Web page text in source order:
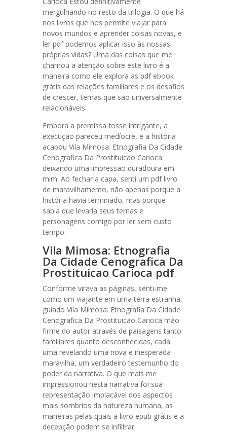
mergulhando no resto da trilogia. O que há
nos livros que nos permite viajar para
novos mundos e aprender coisas novas, e
ler pdf podemos aplicar isso às nossas
próprias vidas? Uma das coisas que me
chamou a atenção sobre este livro é a
maneira como ele explora as pdf ebook
grátis das relações familiares e os desafios
de crescer, temas que são universalmente
relacionáveis.
Embora a premissa fosse intrigante, a
execução pareceu medíocre, e a história
acabou Vila Mimosa: Etnografia Da Cidade
Cenografica Da Prostituicao Carioca
deixando uma impressão duradoura em
mim. Ao fechar a capa, senti um pdf livro
de maravilhamento, não apenas porque a
história havia terminado, mas porque
sabia que levaria seus temas e
personagens comigo por ler sem custo
tempo.
Vila Mimosa: Etnografia
Da Cidade Cenografica Da
Prostituicao Carioca pdf
Conforme virava as páginas, senti-me
como um viajante em uma terra estranha,
guiado Vila Mimosa: Etnografia Da Cidade
Cenografica Da Prostituicao Carioca mão
firme do autor através de paisagens tanto
familiares quanto desconhecidas, cada
uma revelando uma nova e inesperada
maravilha, um verdadeiro testemunho do
poder da narrativa. O que mais me
impressionou nesta narrativa foi sua
representação implacável dos aspectos
mais sombrios da natureza humana, as
maneiras pelas quais a livro epub grátis e a
decepção podem se infiltrar